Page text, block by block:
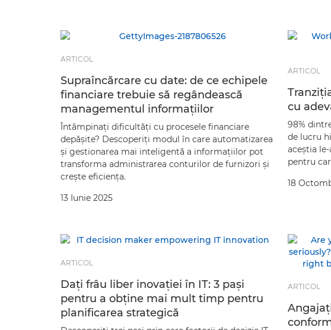
ARTICOL
Supraîncărcare cu date: de ce echipele
financiare trebuie să regândească
managementul informaţiilor
Întâmpinaţi dificultăţi cu procesele financiare
depăşite? Descoperiţi modul în care automatizarea
şi gestionarea mai inteligentă a informaţiilor pot
transforma administrarea conturilor de furnizori şi
creşte eficienţa.
13 Iunie 2025
ARTICOL
cu
98%
de lucru
aceştia
pentru
18
ARTICOL
Daţi frâu liber inovaţiei în IT: 3 paşi
pentru a obţine mai mult timp pentru
planificarea strategică
ARTICOL